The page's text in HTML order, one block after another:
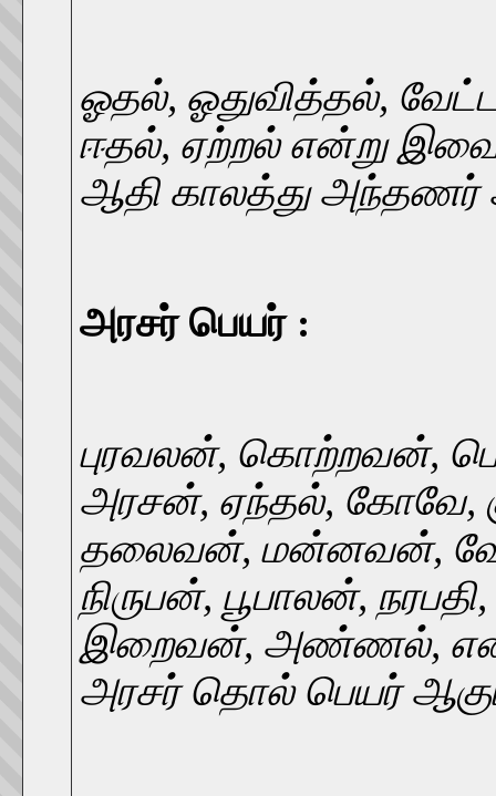
ஓதல், ஓதுவித்தல்,
ஈதல், ஏற்றல் என்று
ஆதி காலத்து அந்தணர்
அரசர் பெயர் :
புரவலன், கொற்றவன்,
அரசன், ஏந்தல், கோவே,
தலைவன், மன்னவன்,
நிருபன், பூபாலன்,
இறைவன், அண்ணல்,
அரசர் தொல் பெயர்